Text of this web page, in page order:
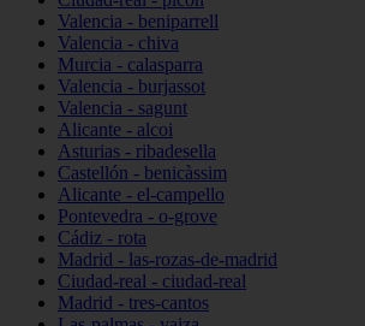
Valencia - beniparrell
Valencia - chiva
Murcia - calasparra
Valencia - burjassot
Valencia - sagunt
Alicante - alcoi
Asturias - ribadesella
Castellón - benicàssim
Alicante - el-campello
Pontevedra - o-grove
Cádiz - rota
Madrid - las-rozas-de-madrid
Ciudad-real - ciudad-real
Madrid - tres-cantos